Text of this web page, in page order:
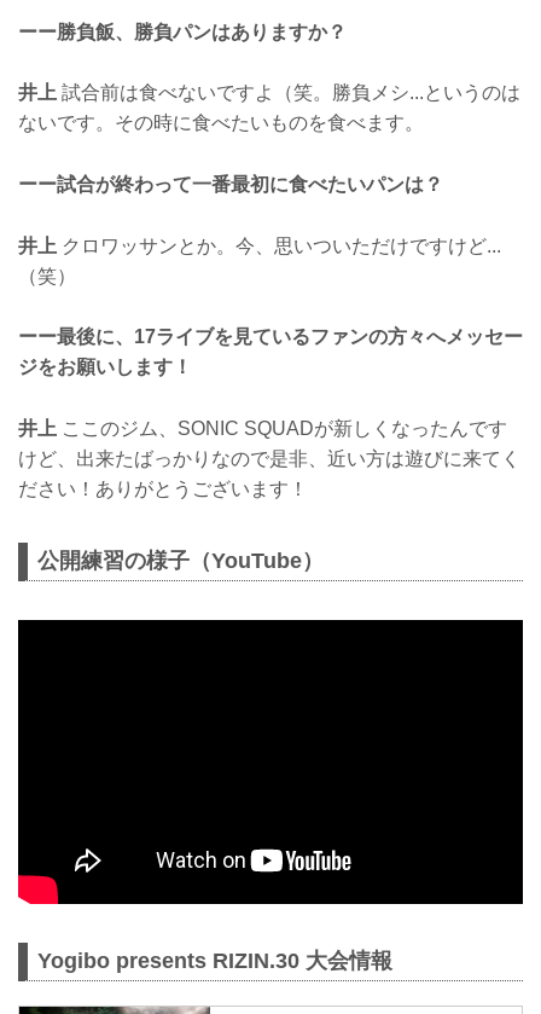
ーー勝負飯、勝負パンはありますか？
井上 試合前は食べないですよ（笑。勝負メシ...というのは
ないです。その時に食べたいものを食べます。
ーー試合が終わって一番最初に食べたいパンは？
井上 クロワッサンとか。今、思いついただけですけど...
（笑）
ーー最後に、17ライブを見ているファンの方々へメッセー
ジをお願いします！
井上 ここのジム、SONIC SQUADが新しくなったんです
けど、出来たばっかりなので是非、近い方は遊びに来てく
ださい！ありがとうございます！
公開練習の様子（YouTube）
Yogibo presents RIZIN.30 大会情報